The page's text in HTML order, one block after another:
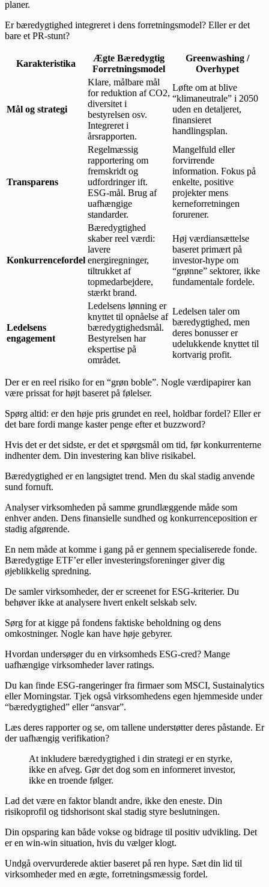
planer.
Er bæredygtighed integreret i dens forretningsmodel? Eller er det
bare et PR-stunt?
Karakteristika
Ægte Bæredygtig
Forretningsmodel
Greenwashing /
Overhypet
Mål og strategi
Klare, målbare mål
for reduktion af CO2,
diversitet i
bestyrelsen osv.
Integreret i
årsrapporten.
Løfte om at blive
“klimaneutrale” i 2050
uden en detaljeret,
finansieret
handlingsplan.
Transparens
Regelmæssig
rapportering om
fremskridt og
udfordringer ift.
ESG-mål. Brug af
uafhængige
standarder.
Mangelfuld eller
forvirrende
information. Fokus på
enkelte, positive
projekter mens
kerneforretningen
forurener.
Konkurrencefordel
Bæredygtighed
skaber reel værdi:
lavere
energiregninger,
tiltrukket af
topmedarbejdere,
stærkt brand.
Høj værdiansættelse
baseret primært på
investor-hype om
“grønne” sektorer, ikke
fundamentale fordele.
Ledelsens
engagement
Ledelsens lønning er
knyttet til opnåelse af
bæredygtighedsmål.
Bestyrelsen har
ekspertise på
området.
Ledelsen taler om
bæredygtighed, men
deres bonusser er
udelukkende knyttet til
kortvarig profit.
Der er en reel risiko for en “grøn boble”. Nogle værdipapirer kan
være prissat for højt baseret på følelser.
Spørg altid: er den høje pris grundet en reel, holdbar fordel? Eller er
det bare fordi mange kaster penge efter et buzzword?
Hvis det er det sidste, er det et spørgsmål om tid, før konkurrenterne
indhenter dem. Din investering kan blive risikabel.
Bæredygtighed er en langsigtet trend. Men du skal stadig anvende
sund fornuft.
Analyser virksomheden på samme grundlæggende måde som
enhver anden. Dens finansielle sundhed og konkurrenceposition er
stadig afgørende.
En nem måde at komme i gang på er gennem specialiserede fonde.
Bæredygtige ETF’er eller investeringsforeninger giver dig
øjeblikkelig spredning.
De samler virksomheder, der er screenet for ESG-kriterier. Du
behøver ikke at analysere hvert enkelt selskab selv.
Sørg for at kigge på fondens faktiske beholdning og dens
omkostninger. Nogle kan have høje gebyrer.
Hvordan undersøger du en virksomheds ESG-cred? Mange
uafhængige virksomheder laver ratings.
Du kan finde ESG-rangeringer fra firmaer som MSCI, Sustainalytics
eller Morningstar. Tjek også virksomhedens egen hjemmeside under
“bæredygtighed” eller “ansvar”.
Læs deres rapporter og se, om tallene understøtter deres påstande. Er
der uafhængig verifikation?
At inkludere bæredygtighed i din strategi er en styrke,
ikke en afveg. Gør det dog som en informeret investor,
ikke en troende følger.
Lad det være en faktor blandt andre, ikke den eneste. Din
risikoprofil og tidshorisont skal stadig styre beslutningen.
Din opsparing kan både vokse og bidrage til positiv udvikling. Det
er en win-win situation, hvis du vælger klogt.
Undgå overvurderede aktier baseret på ren hype. Sæt din lid til
virksomheder med en ægte, forretningsmæssig fordel.